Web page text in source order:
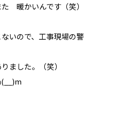
暖かいんです（笑）
いので、工事現場の警
ました。（笑）